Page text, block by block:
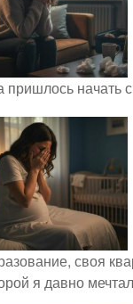
пришлось начать
своя
я давно